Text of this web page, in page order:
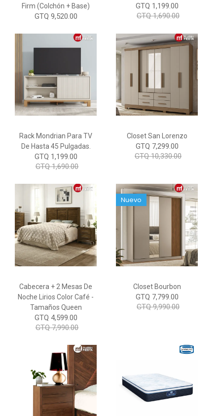
Firm (Colchón + Base)
GTQ 9,520.00
GTQ 1,199.00
GTQ 1,690.00
Rack Mondrian Para TV
De Hasta 45 Pulgadas.
GTQ 1,199.00
GTQ 1,690.00
Closet San Lorenzo
GTQ 7,299.00
GTQ 10,330.00
Cabecera + 2 Mesas De
Noche Lirios Color Café -
Tamaños Queen
GTQ 4,599.00
GTQ 7,990.00
Closet Bourbon
Nuevo
GTQ 7,799.00
GTQ 9,990.00